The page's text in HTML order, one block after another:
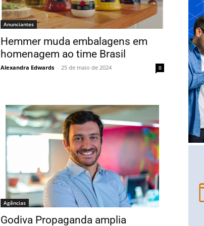
Anunciantes
Hemmer muda embalagens em
homenagem ao time Brasil
Alexandra Edwards - 25 de maio de 2024 0
Agências
Godiva Propaganda amplia